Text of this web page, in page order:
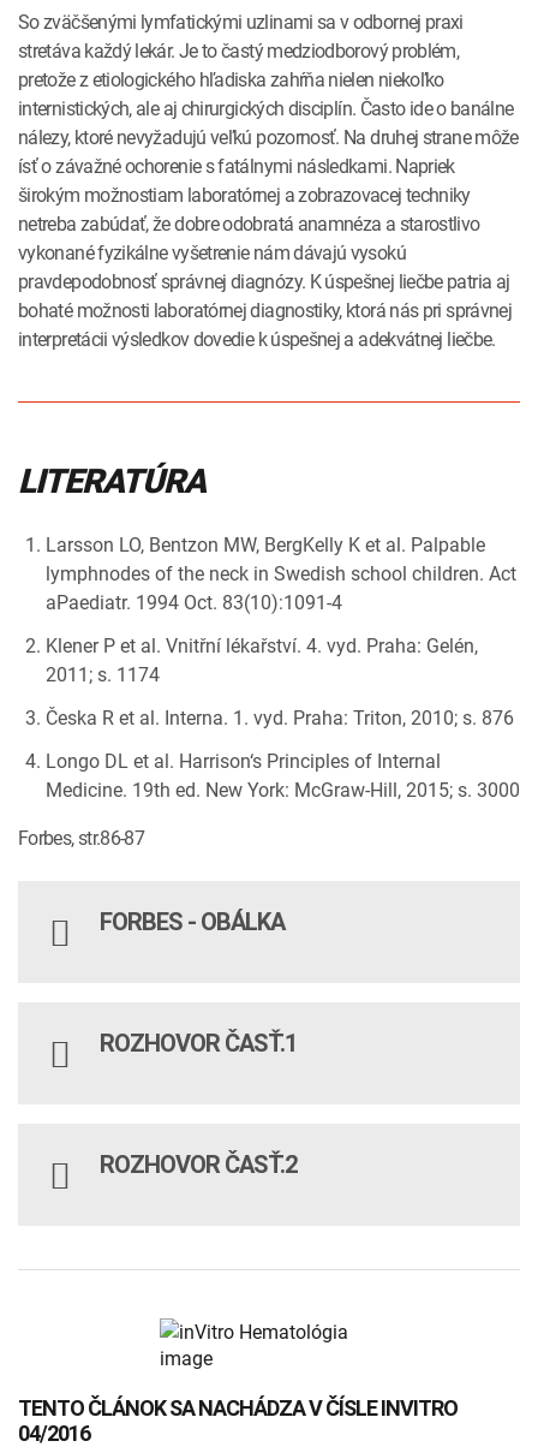
So zväčšenými lymfatickými uzlinami sa v odbornej praxi
stretáva každý lekár. Je to častý medziodborový problém,
pretože z etiologického hľadiska zahŕňa nielen niekoľko
internistických, ale aj chirurgických disciplín. Často ide o banálne
nálezy, ktoré nevyžadujú veľkú pozornosť. Na druhej strane môže
ísť o závažné ochorenie s fatálnymi následkami. Napriek
širokým možnostiam laboratórnej a zobrazovacej techniky
netreba zabúdať, že dobre odobratá anamnéza a starostlivo
vykonané fyzikálne vyšetrenie nám dávajú vysokú
pravdepodobnosť správnej diagnózy. K úspešnej liečbe patria aj
bohaté možnosti laboratórnej diagnostiky, ktorá nás pri správnej
interpretácii výsledkov dovedie k úspešnej a adekvátnej liečbe.
LITERATÚRA
Larsson LO, Bentzon MW, BergKelly K et al. Palpable
lymphnodes of the neck in Swedish school children. Act
aPaediatr. 1994 Oct. 83(10):1091-4
Klener P et al. Vnitřní lékařství. 4. vyd. Praha: Gelén,
2011; s. 1174
Česka R et al. Interna. 1. vyd. Praha: Triton, 2010; s. 876
Longo DL et al. Harrison‘s Principles of Internal
Medicine. 19th ed. New York: McGraw-Hill, 2015; s. 3000
Forbes, str.86-87
FORBES - OBÁLKA
ROZHOVOR ČASŤ.1
ROZHOVOR ČASŤ.2
TENTO ČLÁNOK SA NACHÁDZA V ČÍSLE INVITRO
04/2016